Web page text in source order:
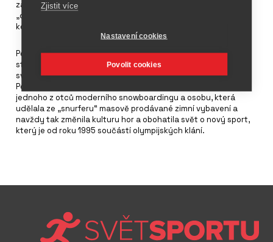
zástupců firmyBurton
„duší snowboardingu, tím, kdo dal vzniknout tomuto sportu a
koho jsme velmi milovali“.
Podle legendy byla tato firma založena v roce 1977 v jedné
stodole ve státě Vermont a stala se vedoucí firmou na
světovém trhu se snowboardovým zbožím. Vedle Shermann
Poppena, Dimitrije Miloviche a Toma Simse platí Carpenter za
jednoho z otců moderního snowboardingu a osobu, která
udělala ze „snurferu“ masově prodávané zimní vybavení a
navždy tak změnila kulturu hor a obohatila svět o nový sport,
který je od roku 1995 součástí olympijských klání.
Zjistit více
Nastavení cookies
Povolit cookies